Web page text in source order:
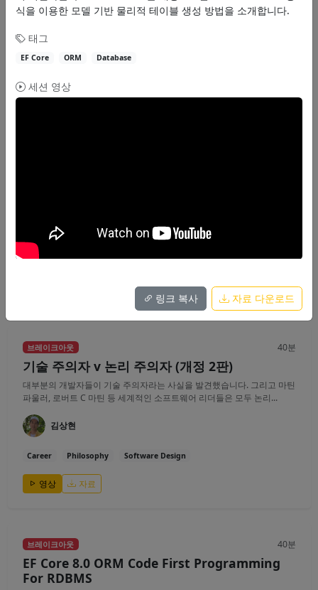
으로 게임 서버 개발에 사용할 C# 네트워크 프로그래밍에 대한 기초에...
Game Server Network
영상
박상현
.NET Node.js Interop
브레이크아웃 40분
기술 주의자 v 논리 주의자 (개정 2판)
대부분의 개발자들이 기술 주의자라는 사실을 발견했습니다. 그리고 마틴
파울러, 로버트 C 마틴 등 세계적인 소프트웨어 리더들은 모두 논리...
김상현
Career Philosophy Software Design
영상 자료
브레이크아웃 40분
EF Core 8.0 ORM Code First Programming
For RDBMS
식을 이용한 모델 기반 물리적 테이블 생성 방법을 소개합니다.
태그
EF Core ORM Database
세션 영상
링크 복사 자료 다운로드